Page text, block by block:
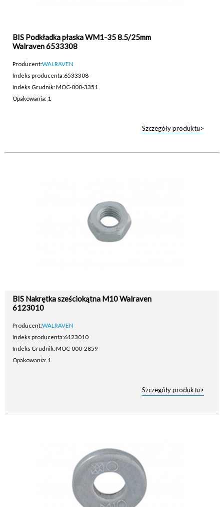
BIS Podkładka płaska WM1-35 8.5/25mm
Walraven 6533308
Producent:WALRAVEN
Indeks producenta:6533308
Indeks Grudnik: MOC-000-3351
Opakowania: 1
Szczegóły produktu>
BIS Nakrętka sześciokątna M10 Walraven
6123010
Producent:WALRAVEN
Indeks producenta:6123010
Indeks Grudnik: MOC-000-2859
Opakowania: 1
Szczegóły produktu>